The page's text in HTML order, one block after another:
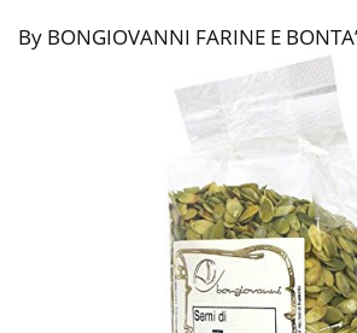
By BONGIOVANNI FARINE E